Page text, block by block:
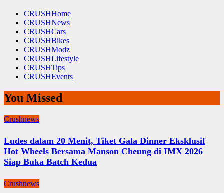
CRUSHHome
CRUSHNews
CRUSHCars
CRUSHBikes
CRUSHModz
CRUSHLifestyle
CRUSHTips
CRUSHEvents
You Missed
Crushnews
Ludes dalam 20 Menit, Tiket Gala Dinner Eksklusif
Hot Wheels Bersama Manson Cheung di IMX 2026
Siap Buka Batch Kedua
Crushnews